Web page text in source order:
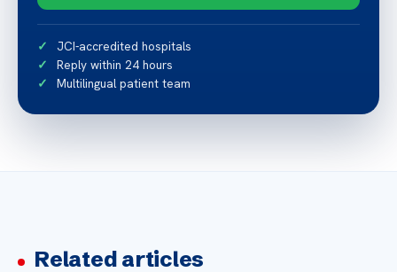
JCI-accredited hospitals
Reply within 24 hours
Multilingual patient team
Related articles